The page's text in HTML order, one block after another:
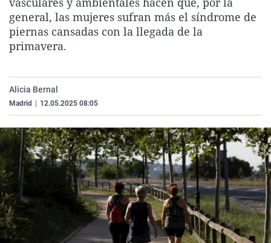
La rosa de los vientos
Gente viajera
Caso
Retornados
Extremadura
Galicia
Virales
Televisión
general, las mujeres sufran más el síndrome de
piernas cansadas con la llegada de la
primavera.
Alicia Bernal
Madrid 12.05.2025 08:05